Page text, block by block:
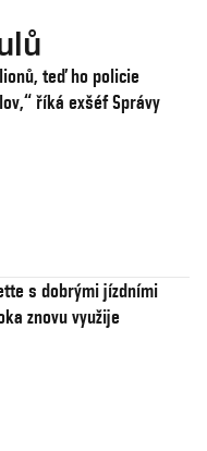
teď ho policie
říká exšéf Správy
s dobrými jízdními
znovu využije